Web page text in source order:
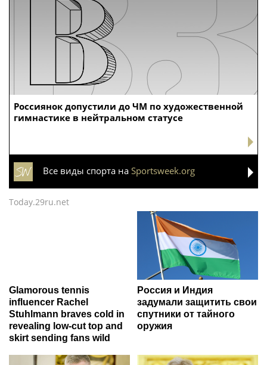
Россиянок допустили до ЧМ по художественной
гимнастике в нейтральном статусе
Все виды спорта на Sportsweek.org
Today.29ru.net
Glamorous tennis
influencer Rachel
Stuhlmann braves cold in
revealing low-cut top and
skirt sending fans wild
Россия и Индия
задумали защитить свои
спутники от тайного
оружия